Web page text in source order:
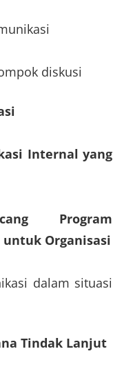
diskusi
Internal yang
Program
Organisasi
dalam situasi
Tindak Lanjut